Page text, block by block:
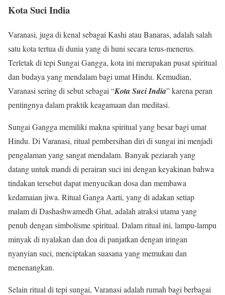
Kota Suci India
Varanasi, juga di kenal sebagai Kashi atau Banaras, adalah salah
satu kota tertua di dunia yang di huni secara terus-menerus.
Terletak di tepi Sungai Gangga, kota ini merupakan pusat spiritual
dan budaya yang mendalam bagi umat Hindu. Kemudian,
Varanasi sering di sebut sebagai “Kota Suci India” karena peran
pentingnya dalam praktik keagamaan dan meditasi.
Sungai Gangga memiliki makna spiritual yang besar bagi umat
Hindu. Di Varanasi, ritual pembersihan diri di sungai ini menjadi
pengalaman yang sangat mendalam. Banyak peziarah yang
datang untuk mandi di perairan suci ini dengan keyakinan bahwa
tindakan tersebut dapat menyucikan dosa dan membawa
kedamaian jiwa. Ritual Ganga Aarti, yang di adakan setiap
malam di Dashashwamedh Ghat, adalah atraksi utama yang
penuh dengan simbolisme spiritual. Dalam ritual ini, lampu-lampu
minyak di nyalakan dan doa di panjatkan dengan iringan
nyanyian suci, menciptakan suasana yang memukau dan
menenangkan.
Selain ritual di tepi sungai, Varanasi adalah rumah bagi berbagai